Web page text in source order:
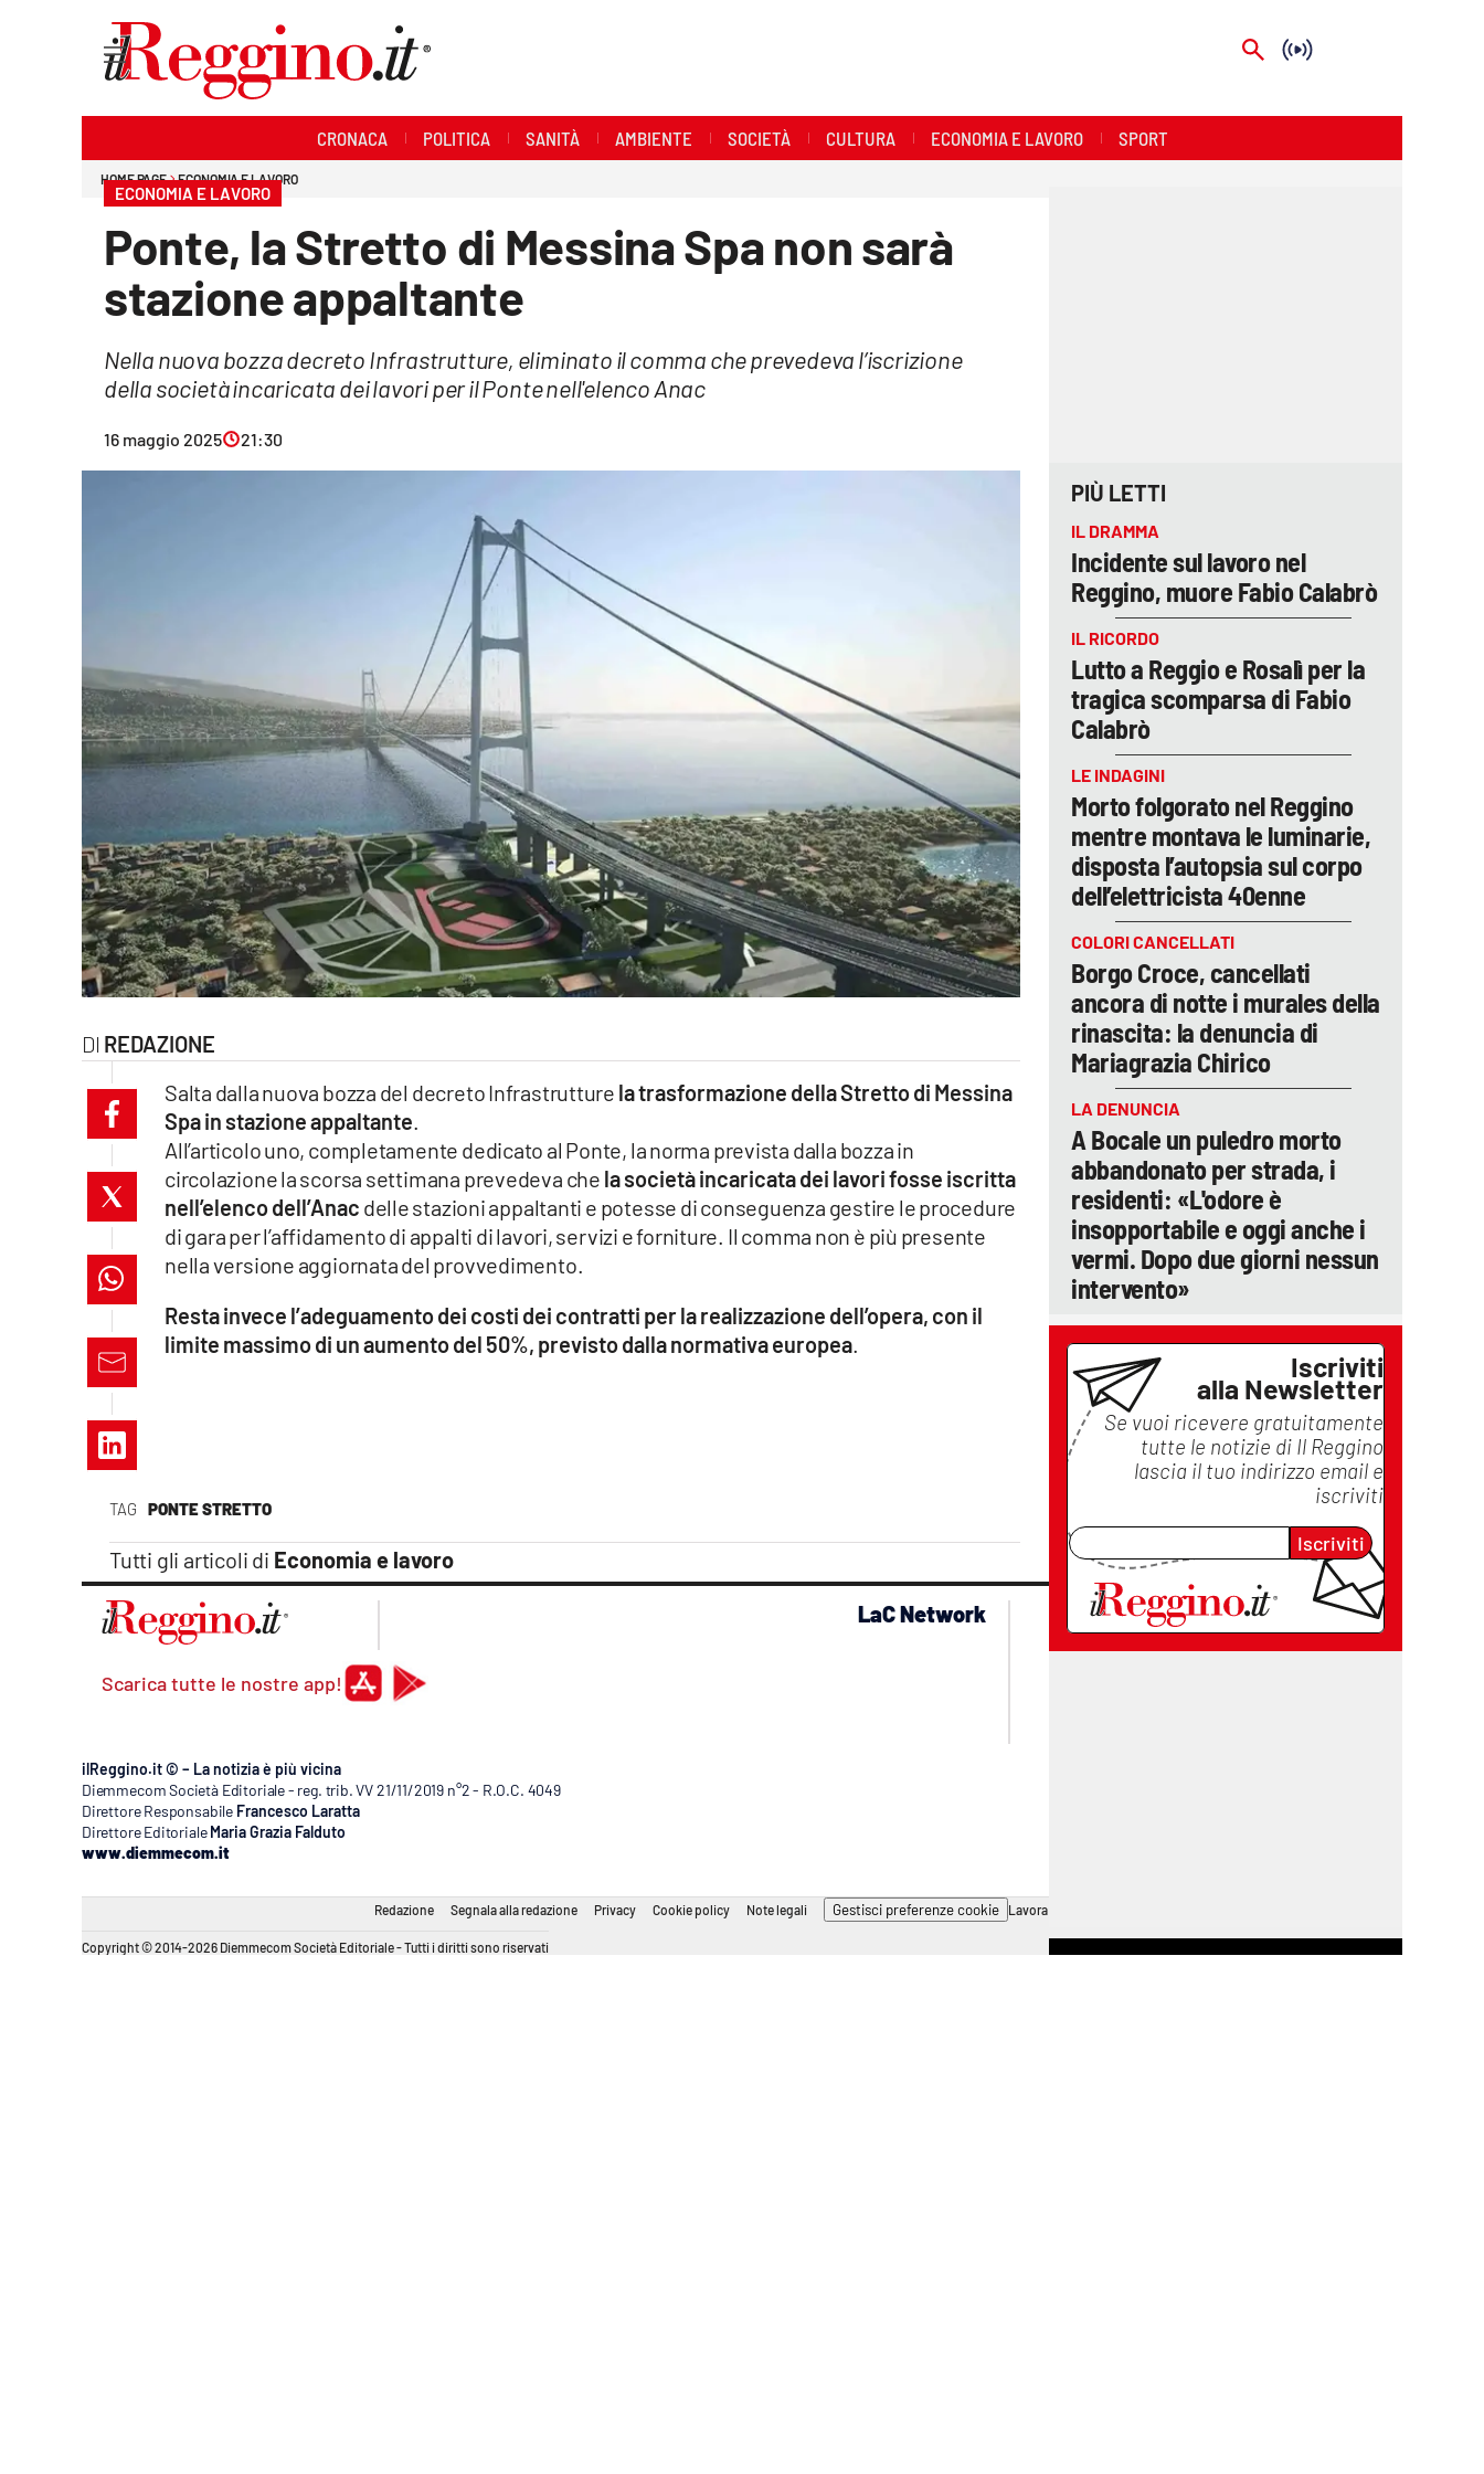
Lac Network
cosenzachannel.it
catanzarochannel.it
lacapitalenews.it
Vai
CRONACA POLITICA SANITÀ AMBIENTE SOCIETÀ CULTURA ECONOMIA E LAVORO SPORT
HOME PAGE ECONOMIA E LAVORO
ECONOMIA E LAVORO
Ponte, la Stretto di Messina Spa non sarà
stazione appaltante
Nella nuova bozza decreto Infrastrutture, eliminato il comma che prevedeva l’iscrizione
della società incaricata dei lavori per il Ponte nell'elenco Anac
16 maggio 2025 21:30
REDAZIONE
TAG PONTE STRETTO
Tutti gli articoli di Economia e lavoro
Salta dalla nuova bozza del decreto Infrastrutture la trasformazione della Stretto di Messina
Spa in stazione appaltante.
All’articolo uno, completamente dedicato al Ponte, la norma prevista dalla bozza in
circolazione la scorsa settimana prevedeva che la società incaricata dei lavori fosse iscritta
nell’elenco dell’Anac delle stazioni appaltanti e potesse di conseguenza gestire le procedure
di gara per l’affidamento di appalti di lavori, servizi e forniture. Il comma non è più presente
nella versione aggiornata del provvedimento.
Resta invece l’adeguamento dei costi dei contratti per la realizzazione dell’opera, con il
limite massimo di un aumento del 50%, previsto dalla normativa europea.
PIÙ LETTI
IL DRAMMA
Incidente sul lavoro nel
Reggino, muore Fabio Calabrò
IL RICORDO
Lutto a Reggio e Rosalì per la
tragica scomparsa di Fabio
Calabrò
LE INDAGINI
Morto folgorato nel Reggino
mentre montava le luminarie,
disposta l’autopsia sul corpo
dell’elettricista 40enne
COLORI CANCELLATI
Borgo Croce, cancellati
ancora di notte i murales della
rinascita: la denuncia di
Mariagrazia Chirico
LA DENUNCIA
A Bocale un puledro morto
abbandonato per strada, i
residenti: «L'odore è
insopportabile e oggi anche i
vermi. Dopo due giorni nessun
intervento»
Iscriviti
alla Newsletter
Se vuoi ricevere gratuitamente
tutte le notizie di Il Reggino
lascia il tuo indirizzo email e
iscriviti
Iscriviti
Scarica tutte le nostre app!
LaC Network
lacplay.it
lactv.it
lacitymag.it
lacapitalenews.it
ilReggino.it © – La notizia è più vicina
Diemmecom Società Editoriale - reg. trib. VV 21/11/2019 n°2 - R.O.C. 4049
Direttore Responsabile Francesco Laratta
Direttore Editoriale Maria Grazia Falduto
www.diemmecom.it
Redazione Segnala alla redazione Privacy Cookie policy Note legali Gestisci preferenze cookie Lavora con noi
Copyright © 2014-2026 Diemmecom Società Editoriale - Tutti i diritti sono riservati